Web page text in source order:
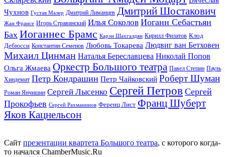
Чухнов Густав Малер Дмитрий Лиманцев Дмитрий Шостакович
Жан Франсе Игорь Стравинский Илья Соколов Иоганн Себастьян
Бах Иоганнес Брамс Карэн Шахгалдян Кирилл Филатов Клод
Дебюсси Константин Семенов Любовь Токарева Людвиг ван Бетховен
Михаил Цинман Наталья Береславцева Николай Попов
Ольга Жмаева Оркестр Большого театра Павел Степин Пауль
Хиндемит Петр Кондрашин Петр Чайковский Роберт Шуман
Роман Янчишин Сергей Лысенко Сергей Петров Сергей
Прокофьев Сергей Рахманинов Ференц Лист Франц Шуберт
Яков Кацнельсон
Сайт презентации квартета Большого театра, с которого когда-
то начался ChamberMusic.Ru